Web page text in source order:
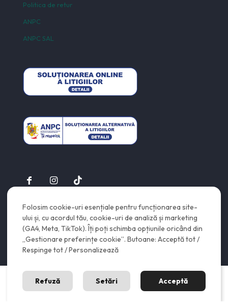
Politica de retur
ANPC
ANPC SAL
© 2026eClean.ro| Toate drepturile rezervate | Created by
Vop
Folosim cookie-uri esențiale pentru funcționarea site-
ului și, cu acordul tău, cookie-uri de analiză și marketing
(GA4, Meta, TikTok). Îți poți schimba opțiunile oricând din
„Gestionare preferințe cookie”. Butoane: Acceptă tot /
Respinge tot / Personalizează
Acceptă
Setări
Refuză